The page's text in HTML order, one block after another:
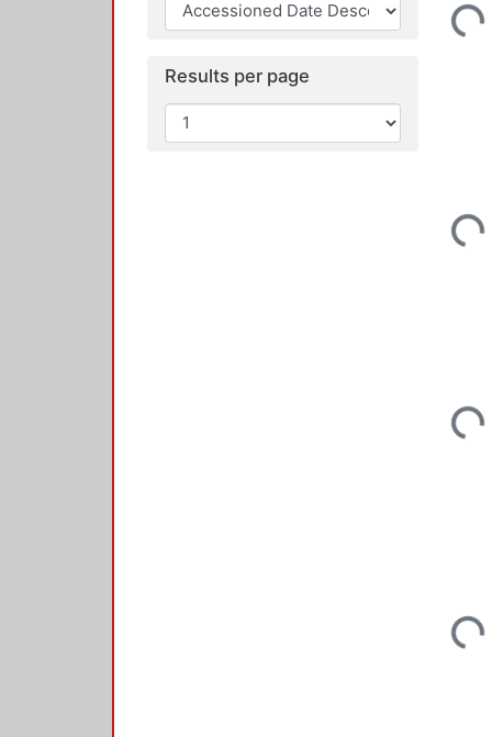
Results per page
Loading...
Loading...
Loading...